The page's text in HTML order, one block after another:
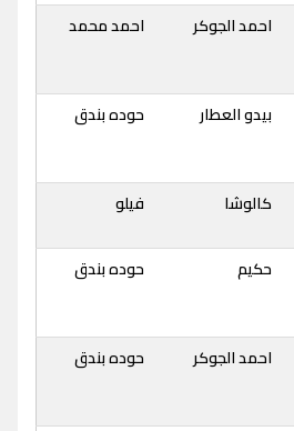
احمد الجوكر احمد محمد
بيدو العطار حوده بندق
كالوشا فيلو
حكيم حوده بندق
احمد الجوكر حوده بندق